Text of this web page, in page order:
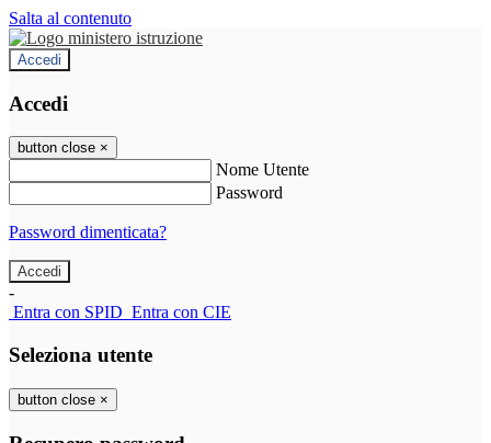
Salta al contenuto
Accedi
Accedi
button close ×
Nome Utente
Password
Password dimenticata?
-
Entra con SPID Entra con CIE
Seleziona utente
button close ×